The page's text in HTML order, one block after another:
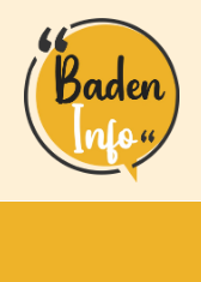
Inhalt
springen